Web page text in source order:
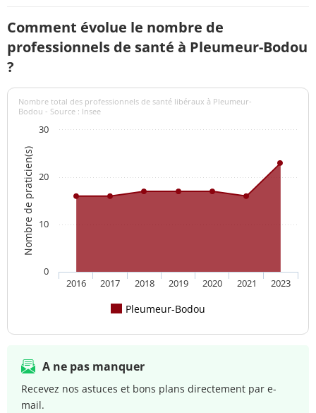
Comment évolue le nombre de
professionnels de santé à Pleumeur-Bodou
?
Nombre de praticien(s)
Nombre total des professionnels de santé libéraux à Pleumeur-
Bodou - Source : Insee
Pleumeur-Bodou
2016 2017 2018 2019 2020 2021 2023
0
10
20
30
A ne pas manquer
Recevez nos astuces et bons plans directement par e-
mail.